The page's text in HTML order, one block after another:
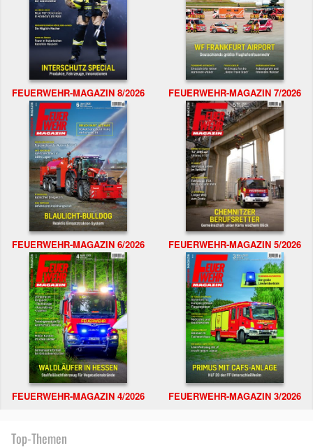
FEUERWEHR-MAGAZIN 8/2026 FEUERWEHR-MAGAZIN 7/2026
FEUERWEHR-MAGAZIN 6/2026 FEUERWEHR-MAGAZIN 5/2026
FEUERWEHR-MAGAZIN 4/2026 FEUERWEHR-MAGAZIN 3/2026
Top-Themen